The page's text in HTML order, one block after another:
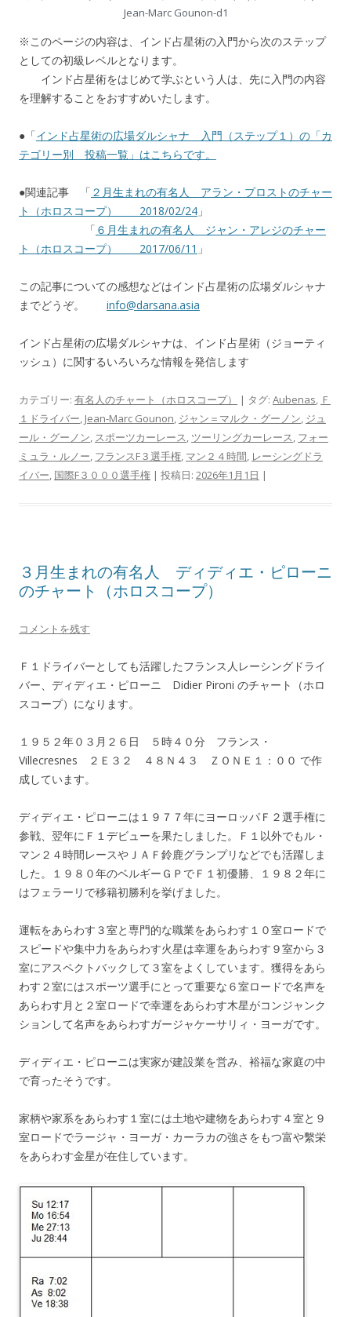
Jean-Marc Gounon-d1
※このページの内容は、インド占星術の入門から次のステップ
としての初級レベルとなります。
インド占星術をはじめて学ぶという人は、先に入門の内容
を理解することをおすすめいたします。
●「インド占星術の広場ダルシャナ 入門（ステップ１）の「カ
テゴリー別 投稿一覧」はこちらです。
●関連記事 「 ２月生まれの有名人 アラン・プロストのチャー
ト（ホロスコープ） 2018/02/24 」
「 ６月生まれの有名人 ジャン・アレジのチャー
ト（ホロスコープ） 2017/06/11 」
この記事についての感想などはインド占星術の広場ダルシャナ
までどうぞ。 info@darsana.asia
インド占星術の広場ダルシャナは、インド占星術（ジョーティ
ッシュ）に関するいろいろな情報を発信します
カテゴリー: 有名人のチャート（ホロスコープ） | タグ: Aubenas, Ｆ
１ドライバー, Jean-Marc Gounon, ジャン＝マルク・グーノン, ジュ
ール・グーノン, スポーツカーレース, ツーリングカーレース, フォー
ミュラ・ルノー, フランスF３選手権, マン２４時間, レーシングドラ
イバー, 国際F３０００選手権 | 投稿日: 2026年1月1日 |
３月生まれの有名人 ディディエ・ピローニ
のチャート（ホロスコープ）
コメントを残す
Ｆ１ドライバーとしても活躍したフランス人レーシングドライ
バー、ディディエ・ピローニ Didier Pironi のチャート（ホロ
スコープ）になります。
１９５２年０３月２６日 ５時４０分 フランス・
Villecresnes ２Ｅ３２ ４８Ｎ４３ ＺＯＮＥ１：００ で作
成しています。
ディディエ・ピローニは１９７７年にヨーロッパＦ２選手権に
参戦、翌年にＦ１デビューを果たしました。Ｆ１以外でもル・
マン２４時間レースやＪＡＦ鈴鹿グランプリなどでも活躍しま
した。１９８０年のベルギーＧＰでＦ１初優勝、１９８２年に
はフェラーリで移籍初勝利を挙げました。
運転をあらわす３室と専門的な職業をあらわす１０室ロードで
スピードや集中力をあらわす火星は幸運をあらわす９室から３
室にアスペクトバックして３室をよくしています。獲得をあら
わす２室にはスポーツ選手にとって重要な６室ロードで名声を
あらわす月と２室ロードで幸運をあらわす木星がコンジャンク
ションして名声をあらわすガージャケーサリィ・ヨーガです。
ディディエ・ピローニは実家が建設業を営み、裕福な家庭の中
で育ったそうです。
家柄や家系をあらわす１室には土地や建物をあらわす４室と９
室ロードでラージャ・ヨーガ・カーラカの強さをもつ富や繫栄
をあらわす金星が在住しています。